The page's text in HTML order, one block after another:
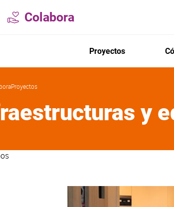
Colabora
Proyectos
Proyectos
y